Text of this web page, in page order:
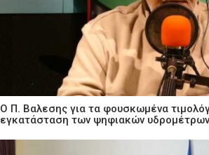
Ο Π. Βαλεσης για τα φουσκωμένα
εγκατάσταση των ψηφιακών υδρομέτρων